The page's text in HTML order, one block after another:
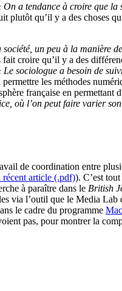
On a tendance à croire que la
plutôt qu’il y a des choses
un peu à la manière
croire qu’il y a des
Le sociologue a besoin de
les méthodes
française en permettant
où l’on peut faire varier son
de coordination entre
récent article (.pdf)). C’est
à paraître dans le British
via l’outil que le Media Lab
le cadre du programme
pas, pour montrer la